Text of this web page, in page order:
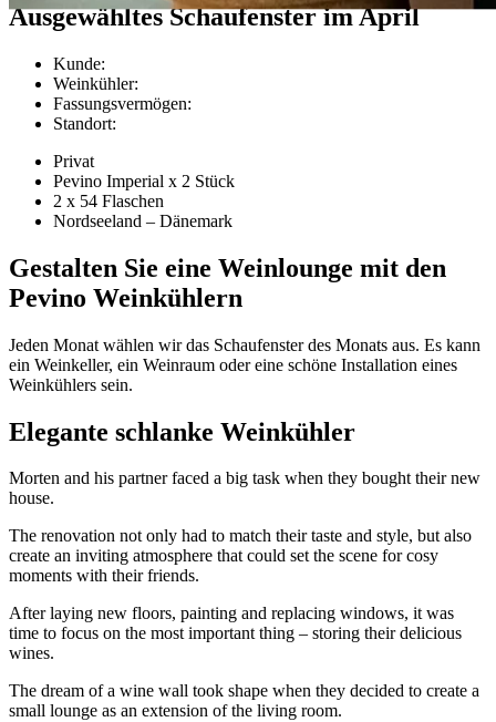
Ausgewähltes Schaufenster im April
Kunde:
Weinkühler:
Fassungsvermögen:
Standort:
Privat
Pevino Imperial x 2 Stück
2 x 54 Flaschen
Nordseeland – Dänemark
Gestalten Sie eine Weinlounge mit den
Pevino Weinkühlern
Jeden Monat wählen wir das Schaufenster des Monats aus. Es kann
ein Weinkeller, ein Weinraum oder eine schöne Installation eines
Weinkühlers sein.
Elegante schlanke Weinkühler
Morten and his partner faced a big task when they bought their new
house.
The renovation not only had to match their taste and style, but also
create an inviting atmosphere that could set the scene for cosy
moments with their friends.
After laying new floors, painting and replacing windows, it was
time to focus on the most important thing – storing their delicious
wines.
The dream of a wine wall took shape when they decided to create a
small lounge as an extension of the living room.